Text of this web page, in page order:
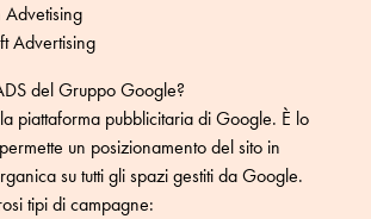
Advetising
Advertising
del Gruppo Google?
piattaforma pubblicitaria di Google. È lo
un posizionamento del sito in
su tutti gli spazi gestiti da Google.
tipi di campagne: